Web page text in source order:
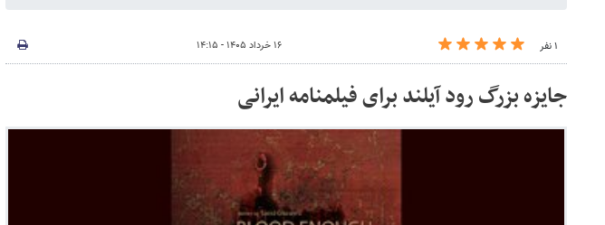
۱ نفر ۱۶ خرداد ۱۴۰۵ - ۱۴:۱۵
جایزه بزرگ رود آیلند برای فیلمنامه ایرانی